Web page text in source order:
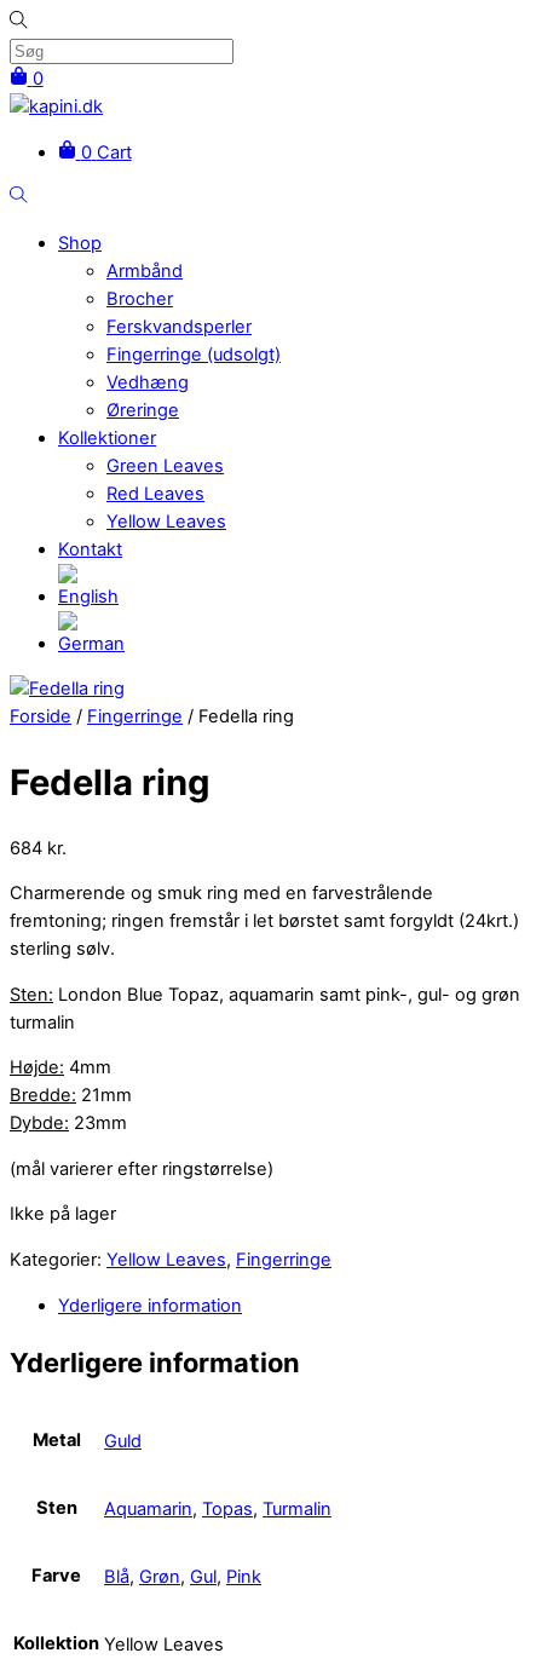
Skip
to
content
0
Menu
0 Cart
Søg
Shop
Armbånd
Brocher
Ferskvandsperler
Fingerringe (udsolgt)
Vedhæng
Øreringe
Kollektioner
Green Leaves
Red Leaves
Yellow Leaves
Kontakt
Close
Menu
Forside / Fingerringe / Fedella ring
Fedella ring
684 kr.
Charmerende og smuk ring med en farvestrålende
fremtoning; ringen fremstår i let børstet samt forgyldt (24krt.)
sterling sølv.
Sten: London Blue Topaz, aquamarin samt pink-, gul- og grøn
turmalin
Højde: 4mm
Bredde: 21mm
Dybde: 23mm
(mål varierer efter ringstørrelse)
Ikke på lager
Kategorier: Yellow Leaves, Fingerringe
Yderligere information
Yderligere information
Metal Guld
Sten Aquamarin, Topas, Turmalin
Farve Blå, Grøn, Gul, Pink
Kollektion Yellow Leaves